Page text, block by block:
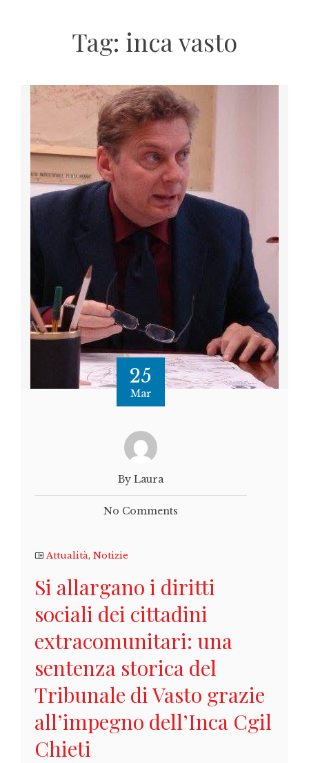
Tag: inca vasto
25
Mar
By Laura
No Comments
Attualità, Notizie
Si allargano i diritti
sociali dei cittadini
extracomunitari: una
sentenza storica del
Tribunale di Vasto grazie
all’impegno dell’Inca Cgil
Chieti